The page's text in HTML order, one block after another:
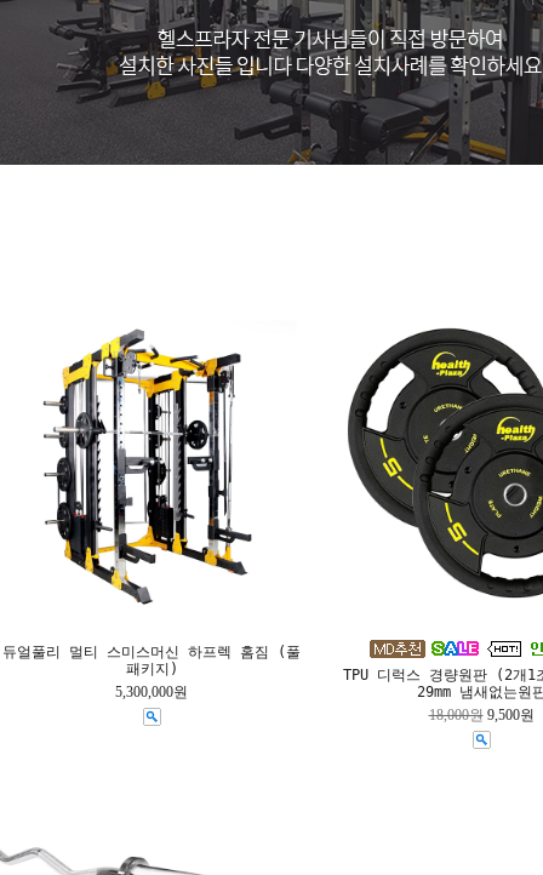
듀얼풀리 멀티 스미스머신 하프렉 홈짐 (풀
패키지)
5,300,000원
TPU 디럭스 경량원판 (2개
29mm 냄새없는원
18,000원 9,500원